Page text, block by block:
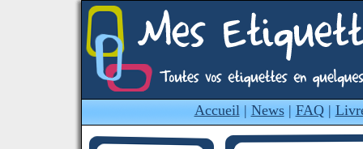
Accueil| News| FAQ|